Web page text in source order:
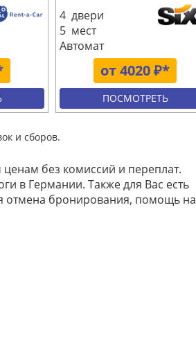
от 4020 ₽*
4 двери
5 мест
Автомат
ПОСМОТРЕТЬ
и сборов.
без комиссий и переплат.
в Германии. Также для Вас есть
отмена бронирования, помощь на